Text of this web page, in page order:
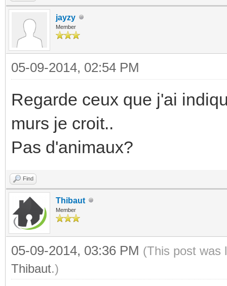
jayzy
Member
05-09-2014, 02:54 PM
Regarde ceux que j'ai
murs je croit..
Pas d'animaux?
Find
Thibaut
Member
05-09-2014, 03:36 PM (This post was
Thibaut.)